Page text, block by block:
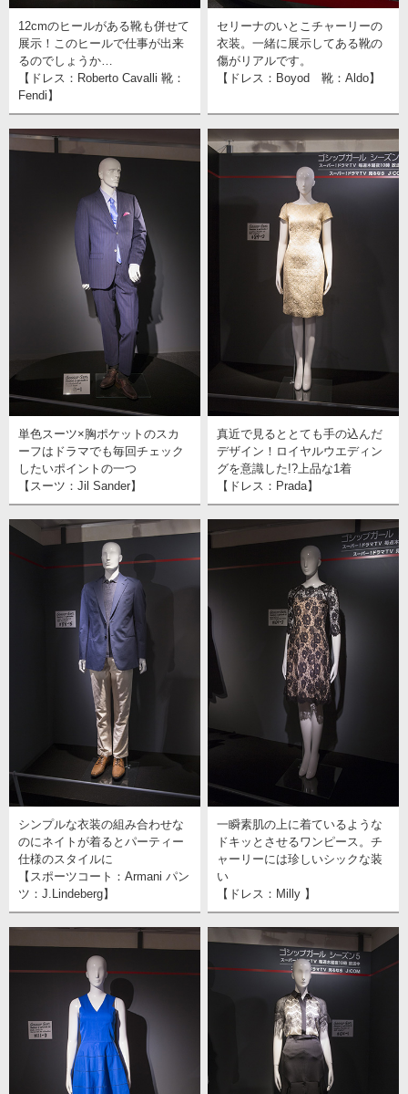
12cmのヒールがある靴も併せて
展示！このヒールで仕事が出来
るのでしょうか…
【ドレス：Roberto Cavalli 靴：
Fendi】
セリーナのいとこチャーリーの
衣装。一緒に展示してある靴の
傷がリアルです。
【ドレス：Boyod 靴：Aldo】
単色スーツ×胸ポケットのスカ
ーフはドラマでも毎回チェック
したいポイントの一つ
【スーツ：Jil Sander】
真近で見るととても手の込んだ
デザイン！ロイヤルウエディン
グを意識した!?上品な1着
【ドレス：Prada】
シンプルな衣装の組み合わせな
のにネイトが着るとパーティー
仕様のスタイルに
【スポーツコート：Armani パン
ツ：J.Lindeberg】
一瞬素肌の上に着ているような
ドキッとさせるワンピース。チ
ャーリーには珍しいシックな装
い
【ドレス：Milly 】